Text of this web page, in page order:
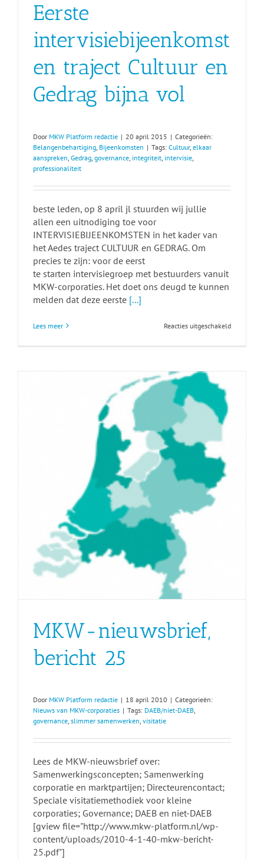
Eerste
intervisiebijeenkomst
en traject Cultuur en
Gedrag bijna vol
Door MKW Platform redactie | 20 april 2015 | Categorieën:
Belangenbehartiging Bijeenkomsten | Tags: Cultuur, elkaar
aanspreken Gedrag governance integriteit intervisie
professionaliteit
beste leden, op 8 april jl stuurden wij jullie
allen een uitnodiging toe voor
INTERVISIEBIJEENKOMSTEN in het kader van
het Aedes traject CULTUUR en GEDRAG. Om
precies te zijn: voor de eerst
te starten intervisiegroep met bestuurders vanuit
MKW-corporaties. Het doet ons deugd te kunnen
melden dat deze eerste [...]
Lees meer Reacties uitgeschakeldvoor
MKW-nieuwsbrief,
bericht 25
Door MKW Platform redactie | 18 april 2010 | Categorieën:
Nieuws van MKW-corporaties | Tags: DAEB/niet-DAEB,
governance, slimmer samenwerken, visitatie
Lees de MKW-nieuwsbrief over:
Samenwerkingsconcepten; Samenwerking
corporatie en marktpartijen; Directeurencontact;
Speciale visitatiemethodiek voor kleine
corporaties; Governance; DAEB en niet-DAEB
[gview file="http://www.mkw-platform.nl/wp-
content/uploads/2010-4-1-40-mkw-bericht-
25.pdf"]